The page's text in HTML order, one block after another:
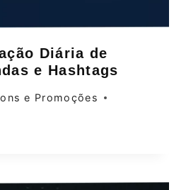
Diária de
e Hashtags
e Promoções